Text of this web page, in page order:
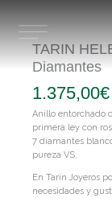
contenido
TARIN
Diamantes
1.375,00€
Anillo entorchado
primera ley con
7 diamantes
pureza VS.
En Tarín Joyeros
necesidades y